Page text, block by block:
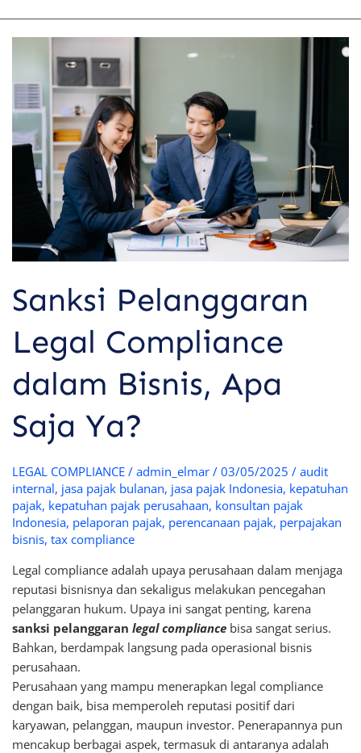
Sanksi Pelanggaran
Legal Compliance
dalam Bisnis, Apa
Saja Ya?
LEGAL COMPLIANCE/ admin_elmar / 03/05/2025 / audit
internal, jasa pajak bulanan, jasa pajak Indonesia, kepatuhan
pajak, kepatuhan pajak perusahaan, konsultan pajak
Indonesia, pelaporan pajak, perencanaan pajak, perpajakan
bisnis, tax compliance
Legal compliance adalah upaya perusahaan dalam menjaga
reputasi bisnisnya dan sekaligus melakukan pencegahan
pelanggaran hukum. Upaya ini sangat penting, karena
sanksi pelanggaran legal compliancebisa sangat serius.
Bahkan, berdampak langsung pada operasional bisnis
perusahaan.
Perusahaan yang mampu menerapkan legal compliance
dengan baik, bisa memperoleh reputasi positif dari
karyawan, pelanggan, maupun investor. Penerapannya pun
mencakup berbagai aspek, termasuk di antaranya adalah
Pelanggaran
Legal
Compliance
dalam
Bisnis,